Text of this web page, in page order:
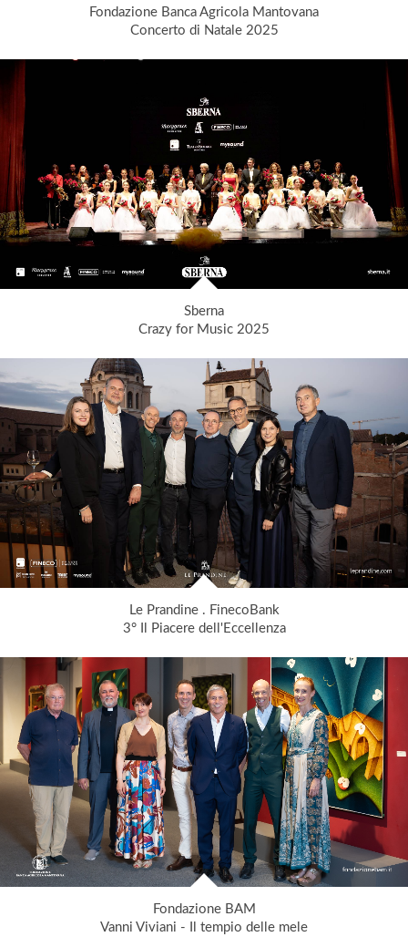
Fondazione Banca Agricola Mantovana
Concerto di Natale 2025
Sberna
Crazy for Music 2025
Le Prandine . FinecoBank
3° Il Piacere dell'Eccellenza
Fondazione BAM
Vanni Viviani - Il tempio delle mele